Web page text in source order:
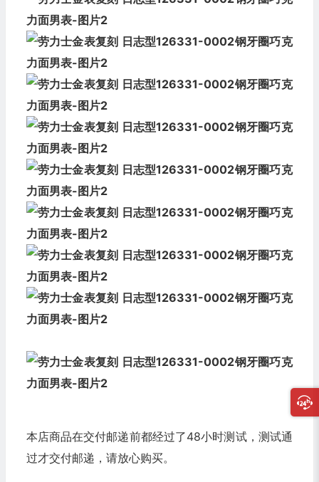
本店商品在交付邮递前都经过了48小时测试，测试通
过才交付邮递，请放心购买。